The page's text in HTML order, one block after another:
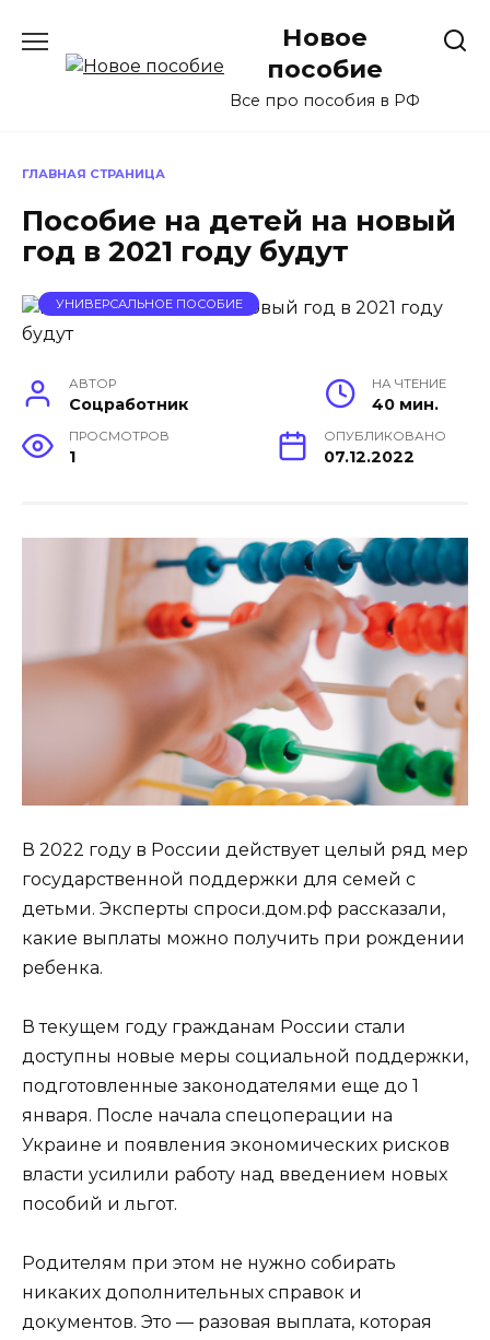
содержанию
Новое
пособие
Все про пособия в РФ
ГЛАВНАЯ СТРАНИЦА
Пособие на детей на новый
год в 2021 году будут
УНИВЕРСАЛЬНОЕ ПОСОБИЕ
АВТОР
Соцработник
НА ЧТЕНИЕ
40 мин.
ПРОСМОТРОВ
1
ОПУБЛИКОВАНО
07.12.2022
В 2022 году в России действует целый ряд мер
государственной поддержки для семей с
детьми. Эксперты спроси.дом.рф рассказали,
какие выплаты можно получить при рождении
ребенка.
В текущем году гражданам России стали
доступны новые меры социальной поддержки,
подготовленные законодателями еще до 1
января. После начала спецоперации на
Украине и появления экономических рисков
власти усилили работу над введением новых
пособий и льгот.
Родителям при этом не нужно собирать
никаких дополнительных справок и
документов. Это — разовая выплата, которая